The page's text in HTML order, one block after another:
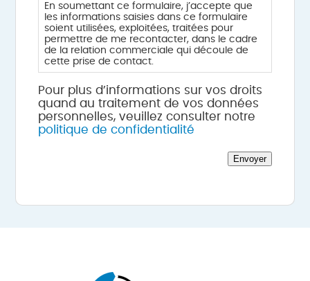
En soumettant ce formulaire, j’accepte que
les informations saisies dans ce formulaire
soient utilisées, exploitées, traitées pour
permettre de me recontacter, dans le cadre
de la relation commerciale qui découle de
cette prise de contact.
Pour plus d’informations sur vos droits
quand au traitement de vos données
personnelles, veuillez consulter notre
politique de confidentialité
Envoyer